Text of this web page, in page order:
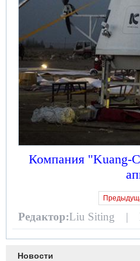
Компания "Kuang-
Редактор:Liu Siting |
Новости